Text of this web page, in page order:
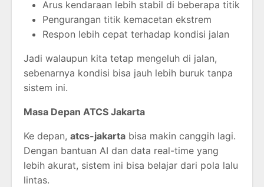
Arus kendaraan lebih stabil di beberapa titik
Pengurangan titik kemacetan ekstrem
Respon lebih cepat terhadap kondisi jalan
Jadi walaupun kita tetap mengeluh di jalan,
sebenarnya kondisi bisa jauh lebih buruk tanpa
sistem ini.
Masa Depan ATCS Jakarta
Ke depan, atcs-jakarta bisa makin canggih lagi.
Dengan bantuan AI dan data real-time yang
lebih akurat, sistem ini bisa belajar dari pola lalu
lintas.